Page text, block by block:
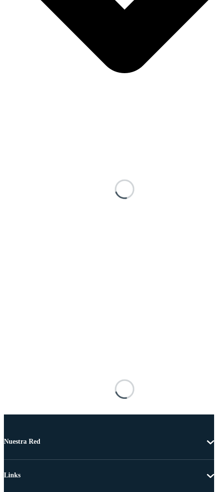
Nuestra Red
Links